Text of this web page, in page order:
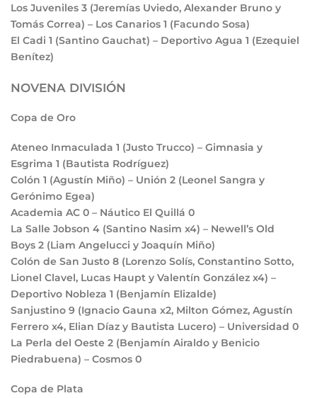
Los Juveniles 3 (Jeremías Uviedo, Alexander Bruno y
Tomás Correa) – Los Canarios 1 (Facundo Sosa)
El Cadi 1 (Santino Gauchat) – Deportivo Agua 1 (Ezequiel
Benítez)
NOVENA DIVISIÓN
Copa de Oro
Ateneo Inmaculada 1 (Justo Trucco) – Gimnasia y
Esgrima 1 (Bautista Rodríguez)
Colón 1 (Agustín Miño) – Unión 2 (Leonel Sangra y
Gerónimo Egea)
Academia AC 0 – Náutico El Quillá 0
La Salle Jobson 4 (Santino Nasim x4) – Newell’s Old
Boys 2 (Liam Angelucci y Joaquín Miño)
Colón de San Justo 8 (Lorenzo Solís, Constantino Sotto,
Lionel Clavel, Lucas Haupt y Valentín González x4) –
Deportivo Nobleza 1 (Benjamín Elizalde)
Sanjustino 9 (Ignacio Gauna x2, Milton Gómez, Agustín
Ferrero x4, Elian Díaz y Bautista Lucero) – Universidad 0
La Perla del Oeste 2 (Benjamín Airaldo y Benicio
Piedrabuena) – Cosmos 0
Copa de Plata